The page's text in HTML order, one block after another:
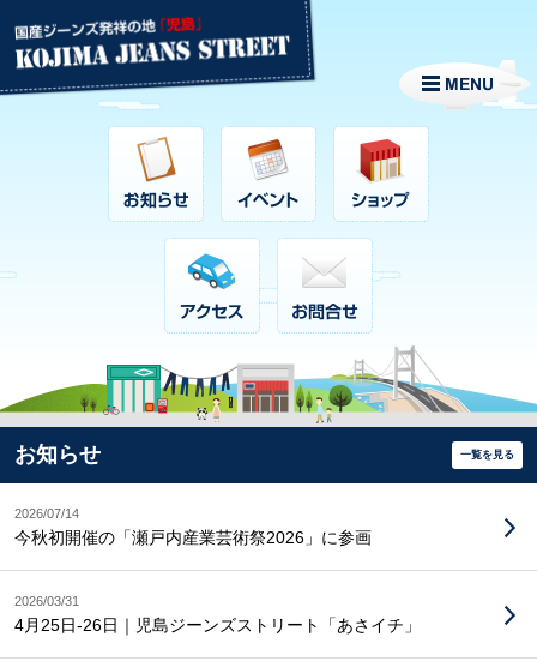
お知らせ 一覧を見る
2026/07/14
今秋初開催の「瀬戸内産業芸術祭2026」に参画
2026/03/31
4月25日-26日｜児島ジーンズストリート「あさイチ」